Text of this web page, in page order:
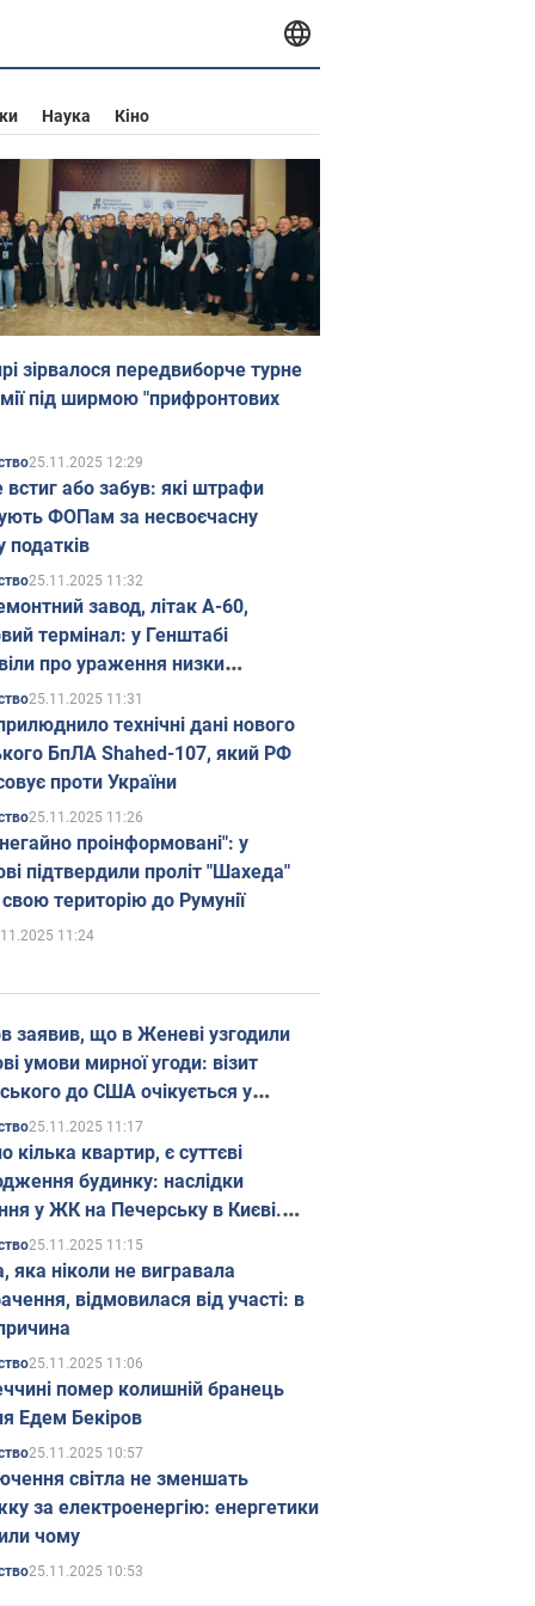
Наука Кіно
зірвалося передвиборче турне
під ширмою "прифронтових
25.11.2025 12:29
встиг або забув: які штрафи
ФОПам за несвоєчасну
податків
25.11.2025 11:32
завод, літак А-60,
термінал: у Генштабі
про ураження низки
об'єктів Росії
25.11.2025 11:31
технічні дані нового
БпЛА Shahed-107, який РФ
проти України
25.11.2025 11:26
проінформовані": у
підтвердили проліт "Шахеда"
територію до Румунії
11:24
заявив, що в Женеві узгодили
умови мирної угоди: візит
до США очікується у
25.11.2025 11:17
кілька квартир, є суттєві
будинку: наслідки
у ЖК на Печерську в Києві.
25.11.2025 11:15
яка ніколи не вигравала
відмовилася від участі: в
25.11.2025 11:06
помер колишній бранець
Едем Бекіров
25.11.2025 10:57
світла не зменшать
за електроенергію: енергетики
чому
25.11.2025 10:53